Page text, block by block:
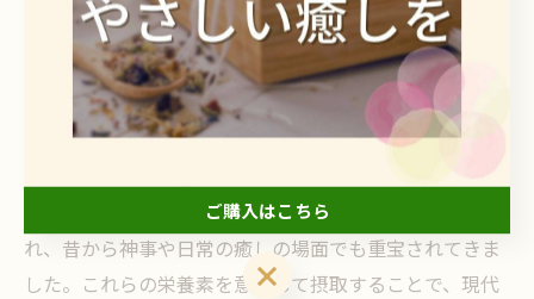
健康成分を含み、日々の食生活のバランスをサポートし
ます。特に旬の時期に市場に出回る新鮮なマコモダケ
は、香りや風味だけでなく栄養価も高い点が特徴です。
ビタミンB群はエネルギー代謝を助け、カリウムは体内
の塩分バランスを整える働きが期待できます。さらに、
マコモの独特な香り成分にはリラックス効果もあるとさ
れ、昔から神事や日常の癒しの場面でも重宝されてきま
した。これらの栄養素を意識して摂取することで、現代
ご購入はこちら
ご購入はこちら